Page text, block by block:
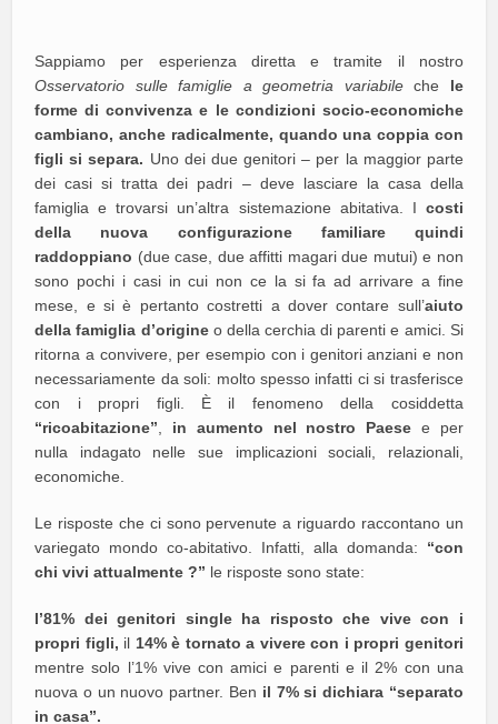
Sappiamo per esperienza diretta e tramite il nostro
Osservatorio sulle famiglie a geometria variabileche le
forme di convivenza e le condizioni socio-economiche
cambiano, anche radicalmente, quando una coppia con
figli si separa. Uno dei due genitori – per la maggior parte
dei casi si tratta dei padri – deve lasciare la casa della
famiglia e trovarsi un’altra sistemazione abitativa. I costi
della nuova configurazione familiare quindi
raddoppiano (due case, due affitti magari due mutui) e non
sono pochi i casi in cui non ce la si fa ad arrivare a fine
mese, e si è pertanto costretti a dover contare sull’aiuto
della famiglia d’origineo della cerchia di parenti e amici. Si
ritorna a convivere, per esempio con i genitori anziani e non
necessariamente da soli: molto spesso infatti ci si trasferisce
con i propri figli. È il fenomeno della cosiddetta
“ricoabitazione”
in aumento nel nostro Paese e per
nulla indagato nelle sue implicazioni sociali, relazionali,
economiche.
Le risposte che ci sono pervenute a riguardo raccontano un
variegato mondo co-abitativo. Infatti, alla domanda: “con
chi vivi attualmente ?” le risposte sono state:
l’81% dei genitori single ha risposto che vive con i
propri figli, il 14% è tornato a vivere con i propri genitori
mentre solo l’1% vive con amici e parenti e il 2% con una
nuova o un nuovo partner. Ben il 7% si dichiara “separato
in casa”.